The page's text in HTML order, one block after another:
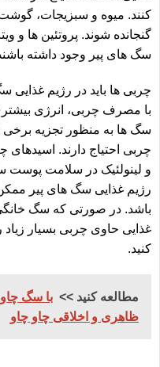
کنند. میوه و سبزیجات، گوشت
گنجانده شوند. پروتئین ها و
سگ های پیر وجود داشته
چربی ها باید در رژیم غذایی
با مصرف چربی، انرژی
چربی احتیاج دارند. اسیدهای
و لینولئیک در سلامت پوست
باشد. در صورتی که سگ
غذایی حاوی چربی بسیار زیاد
کنید.
مطالعه کنید >> با سگ
ظاهری و اخلاقی چاو چاو